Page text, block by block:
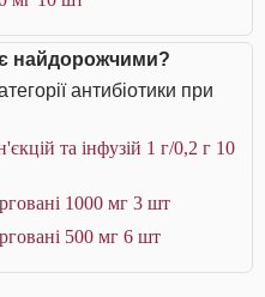
є найдорожчими?
антибіотики при
та інфузій 1 г/0,2 г 10
1000 мг 3 шт
500 мг 6 шт